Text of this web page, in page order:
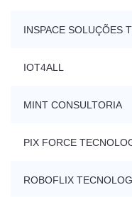
INSPACE SOLUÇÕES
IOT4ALL
MINT CONSULTORIA
PIX FORCE
ROBOFLIX